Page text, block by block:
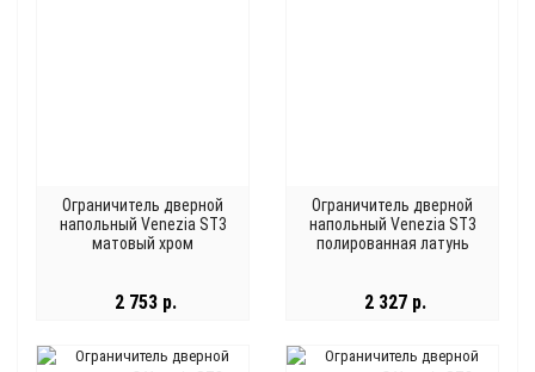
Ограничитель дверной
напольный Venezia ST3
матовый хром
2 753 р.
Ограничитель дверной
напольный Venezia ST3
полированная латунь
2 327 р.